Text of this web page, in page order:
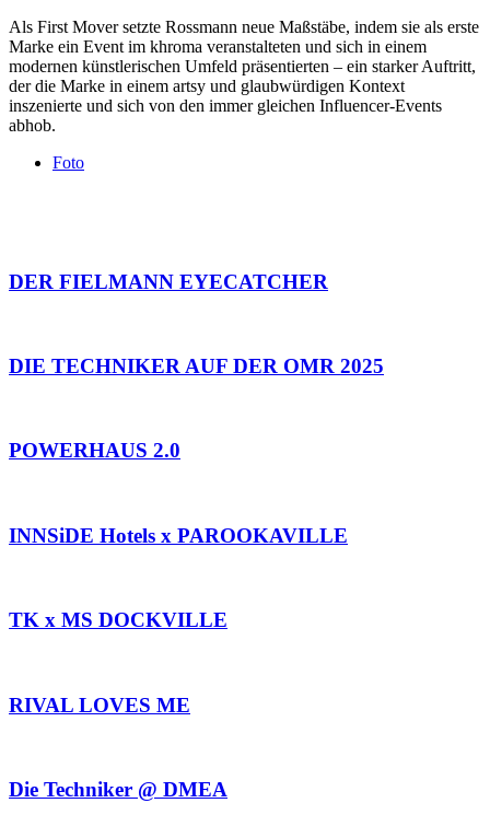
Als First Mover setzte Rossmann neue Maßstäbe, indem sie als erste
Marke ein Event im khroma veranstalteten und sich in einem
modernen künstlerischen Umfeld präsentierten – ein starker Auftritt,
der die Marke in einem artsy und glaubwürdigen Kontext
inszenierte und sich von den immer gleichen Influencer-Events
abhob.
Foto
DER FIELMANN EYECATCHER
DIE TECHNIKER AUF DER OMR 2025
POWERHAUS 2.0
INNSiDE Hotels x PAROOKAVILLE
TK x MS DOCKVILLE
RIVAL LOVES ME
Die Techniker @ DMEA